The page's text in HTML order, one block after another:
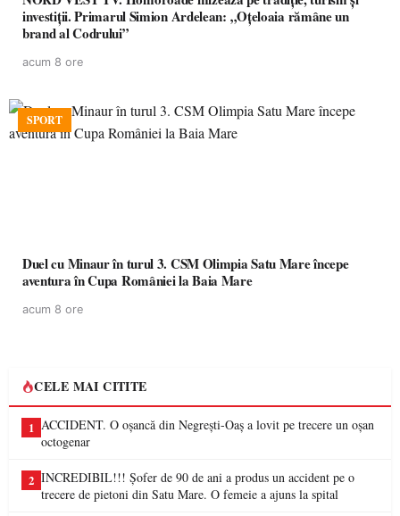
investiții. Primarul Simion Ardelean: „Oțeloaia rămâne un
brand al Codrului”
acum 8 ore
SPORT
Duel cu Minaur în turul 3. CSM Olimpia Satu Mare începe
aventura în Cupa României la Baia Mare
acum 8 ore
CELE MAI CITITE
1 ACCIDENT. O oșancă din Negrești-Oaș a lovit pe trecere un oșan
octogenar
2 INCREDIBIL!!! Șofer de 90 de ani a produs un accident pe o
trecere de pietoni din Satu Mare. O femeie a ajuns la spital